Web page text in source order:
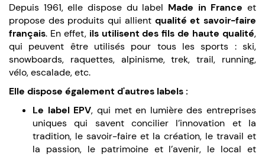
Depuis 1961, elle dispose du label Made in France et
propose des produits qui allient qualité et savoir-faire
français. En effet, ils utilisent des fils de haute qualité,
qui peuvent être utilisés pour tous les sports : ski,
snowboards, raquettes, alpinisme, trek, trail, running,
vélo, escalade, etc.
Elle dispose également d'autres labels :
Le label EPV, qui met en lumière des entreprises
uniques qui savent concilier l’innovation et la
tradition, le savoir-faire et la création, le travail et
la passion, le patrimoine et l’avenir, le local et